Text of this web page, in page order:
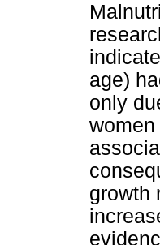
age)
only
growth